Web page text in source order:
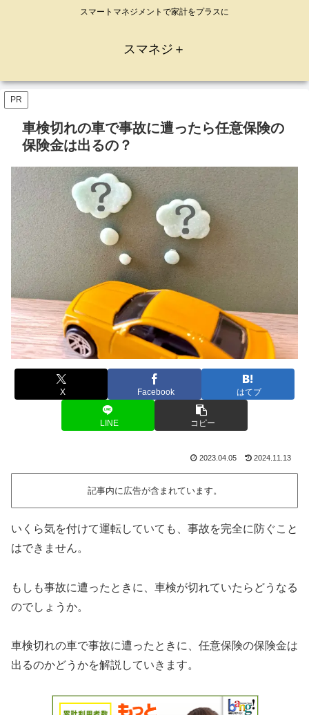
スマートマネジメントで家計をプラスに
スマネジ＋
PR
車検切れの車で事故に遭ったら任意保険の
保険金は出るの？
X Facebook はてブ
LINE コピー
2023.04.05 2024.11.13
記事内に広告が含まれています。
いくら気を付けて運転していても、事故を完全に防ぐこと
はできません。
もしも事故に遭ったときに、車検が切れていたらどうなる
のでしょうか。
車検切れの車で事故に遭ったときに、任意保険の保険金は
出るのかどうかを解説していきます。